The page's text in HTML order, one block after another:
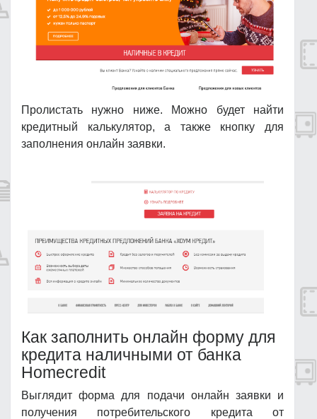
Пролистать нужно ниже. Можно будет найти
кредитный калькулятор, а также кнопку для
заполнения онлайн заявки.
Как заполнить онлайн форму для
кредита наличными от банка
Homecredit
Выглядит форма для подачи онлайн заявки и
получения потребительского кредита от